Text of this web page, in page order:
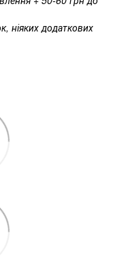
ніяких додаткових